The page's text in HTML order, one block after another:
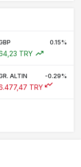
0.15%
TRY
ALTIN -0.29%
TRY